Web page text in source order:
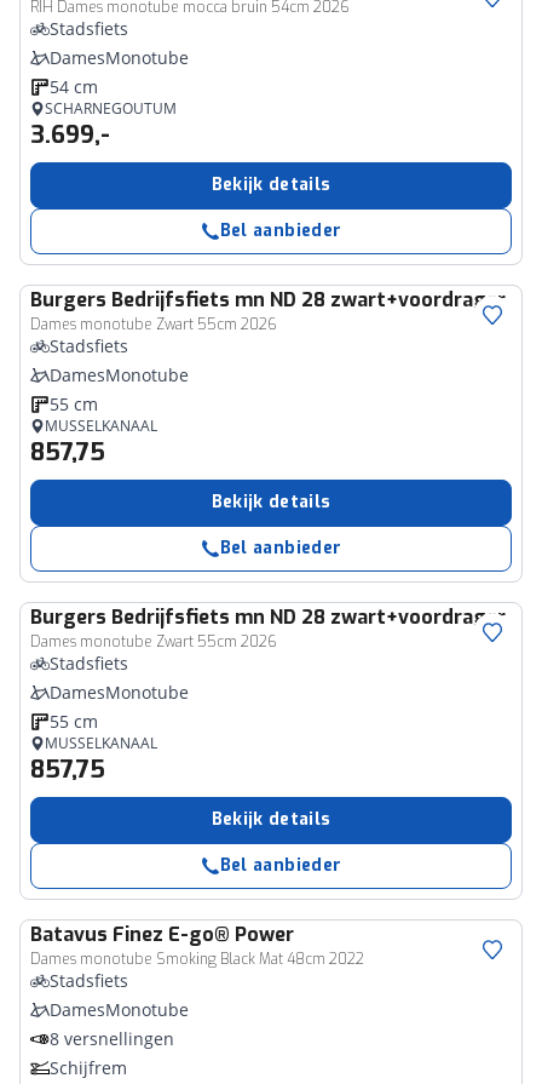
RIH Dames monotube mocca bruin 54cm 2026
Stadsfiets
DamesMonotube
54 cm
SCHARNEGOUTUM
3.699,-
Bekijk details
Bel aanbieder
Burgers Bedrijfsfiets mn ND 28 zwart+voordrager
Dames monotube Zwart 55cm 2026
Stadsfiets
DamesMonotube
55 cm
MUSSELKANAAL
857,75
Bekijk details
Bel aanbieder
Burgers Bedrijfsfiets mn ND 28 zwart+voordrager
Dames monotube Zwart 55cm 2026
Stadsfiets
DamesMonotube
55 cm
MUSSELKANAAL
857,75
Bekijk details
Bel aanbieder
Batavus Finez E-go® Power
Dames monotube Smoking Black Mat 48cm 2022
Stadsfiets
DamesMonotube
8 versnellingen
Schijfrem